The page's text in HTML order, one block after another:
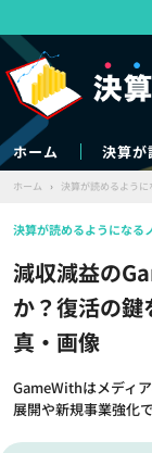
ホーム 決算が
ホーム › 決算が読めるように
減収減益の
か？復活の
真・画像
GameWithはメディ
展開や新規事業強化
決算が読めるようになる